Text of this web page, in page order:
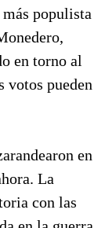
populista
en torno al
votos pueden
en
La
con las